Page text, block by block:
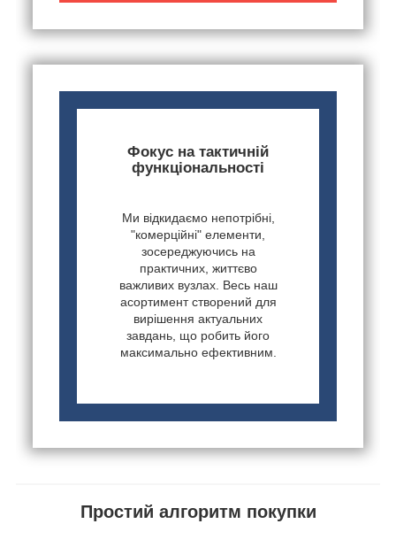
Фокус на тактичній
функціональності
Ми відкидаємо непотрібні,
"комерційні" елементи,
зосереджуючись на
практичних, життєво
важливих вузлах. Весь наш
асортимент створений для
вирішення актуальних
завдань, що робить його
максимально ефективним.
Простий алгоритм покупки